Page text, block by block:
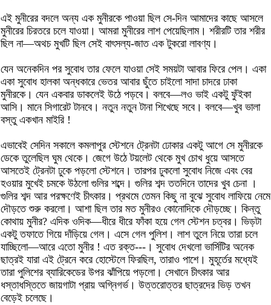
এই মুনীরের বদলে অন্য এক মুনীরকে পাওয়া ছিল সে-দিন আমাদের কাছে আসলে
মুনীরের চিরতরে চলে যাওয়া। আমরা মুনীরের লাশ পেয়েছিলাম। শরীরটি তার শরীর
ছিল না—অথচ মুখটি ছিল সেই বাৎসল্য-জাত এক টুকরো লাবণ্য।
যেন অনেকদিন পর সুবোধ তার ফেলে যাওয়া সেই সময়টা আবার ফিরে পেল। একা
একা সুবোধ হালকা অন্ধকারে ভেতর আবার ছুঁতে চাইলো সাদা চাদরে ঢাকা
মুনীরকে। যেন একবার ডাকলেই উঠে পড়বে। বলবে—লও ভাই একটু ফুঁইকা
আসি। মানে সিগারেট টানবে। নতুন নতুন টানা শিখেছে সবে। বলবে—খুব ভালা
বস্তু একখান মাইরি !
এভাবেই সেদিন সকালে কমলাপুর স্টেশনে ট্রেনটা ঢোকার একটু আগে সে মুনীরকে
ডেকে তুলেছিল ঘুম থেকে। জেগে উঠে টয়লেট থেকে মুখ চোখ ধুয়ে আসতে
আসতেই ট্রেনটা ঢুকে পড়লো স্টেশনে। তারপর ঢুকলো সুবোধ নিজে এবং বের
হওয়ার মুখেই চমকে উঠলো গুলির শব্দে। গুলির শব্দ ততদিনে তাদের খুব চেনা ।
গুলির শব্দ আর পরক্ষণেই চীৎকার। প্রথমে তেমন কিছু না বুঝে সুবোধ লাফিয়ে নেমে
দৌড়তে শুরু করলো। আশা ছিল তার মত মুনীরও কোনোদিকে দৌড়চ্ছে। কিন্তু
কোথায় মুনীর? এদিক ওদিক—ধীরে ধীরে ফাঁকা হয়ে গেল স্টেশন চত্বর। ভিড়টা
একটু তফাতে গিয়ে দাঁড়িয়ে গেল। এসে গেল পুলিশ। লাশ তুলে নিয়ে তারা চলে
যাচ্ছিলো—আরে এতো মুনীর ! এত রক্ত---। সুবোধ দেখলো ভার্সিটির অনেক
ছাত্রই যারা এই ট্রেনে করে হোস্টেলে ফিরছিল, তারাও পাশে। মুহূর্তের মধ্যেই
তারা পুলিশের ব্যারিকেডের উপর ঝাঁপিয়ে পড়লো। সেখানে চীৎকার আর
ধস্তাধস্তিতে জায়গাটা প্রায় অগ্নিগর্ভ। উত্তরোত্তর ছাত্রদের ভিড় তখন
বেড়েই চলেছে।